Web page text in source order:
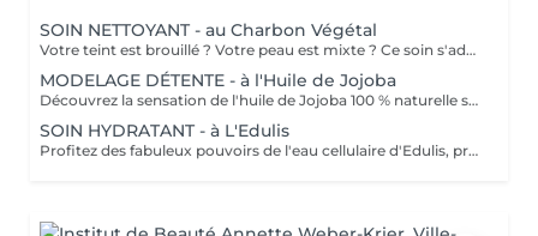
SOIN NETTOYANT - au Charbon Végétal
Votre teint est brouillé ? Votre peau est mixte ? Ce soin s'adresse à vous. Votre peau est nettoyée par une exfoliation douce, sous vapeur, complétée par une extraction des comédons. Pour finir, l'application d'un masque purifie la zone médiane (front, nez, menton), et hydrate le reste de votre visage. Bénéfices : Detoxifié et hydraté, votre visage retrouve un teint unifié, frais et lumineux.
MODELAGE DÉTENTE - à l'Huile de Jojoba
Découvrez la sensation de l'huile de Jojoba 100 % naturelle sur votre peau. Nourrie, votre peau retrouve tout son confort. Libéré de ses tensions grâce aux mains habiles de notre esthéticienne, votre visage est détendu. Bénéfices : Nourrie, votre peau retrouve tout son confort.
SOIN HYDRATANT - à L'Edulis
Profitez des fabuleux pouvoirs de l'eau cellulaire d'Edulis, précieuse source d'hydratation continue. Après la brumisation du Sérum concentré en eau cellulaire, le Masque Crème ressourçant se transforme en une texture soyeuse qui fond sur votre peau sous le délicat modelage de notre esthéticienne. Bénéfices : Gorgée d'eau, votre peau retrouve douceur, souplesse et éclat. Retrouvez le confort dune peau hydratée en continu.